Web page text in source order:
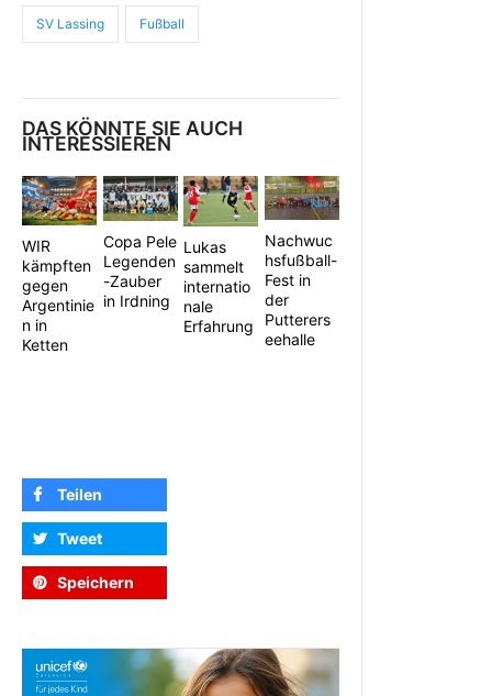
SV Lassing Fußball
DAS KÖNNTE SIE AUCH
INTERESSIEREN
WIR
kämpften
gegen
Argentinie
n in
Ketten
Copa Pele
Legenden
-Zauber
in Irdning
Lukas
sammelt
internatio
nale
Erfahrung
Nachwuc
hsfußball-
Fest in
der
Putterers
eehalle
Teilen
Tweet
Speichern